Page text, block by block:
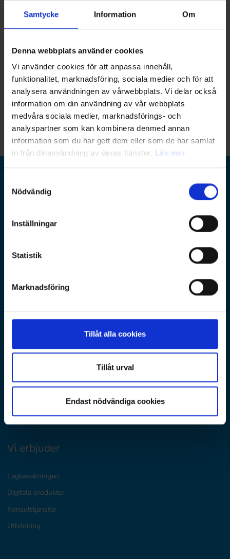
Samtycke Information Om
Denna webbplats använder cookies
Vi använder cookies för att anpassa innehåll,
funktionalitet, marknadsföring, sociala medier och för att
analysera användningen av vårwebbplats. Vi delar också
information om din användning av vår webbplats
medvåra sociala medier, marknadsförings- och
analyspartner som kan kombinera denmed annan
information som du har gett dem eller som de har samlat
in från dinanvändning av deras tjänster. Läs mer
Nödvändig
Inställningar
Statistik
Marknadsföring
Tillåt alla cookies
Tillåt urval
Endast nödvändiga cookies
Ramboll Group
Ramboll Sverige
104 62 Stockholm
lagbevakning@ramboll.se
Danmark
Sverige
Vi erbjuder
Lagbevakningen
Digitala produkter
Konsulttjänster
Utbildning